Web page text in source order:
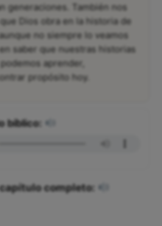
generaciones. También nos
Dios obra en la historia de
no siempre lo veamos
saber que nuestras historias
aprender,
propósito hoy.
bíblico:
completo: